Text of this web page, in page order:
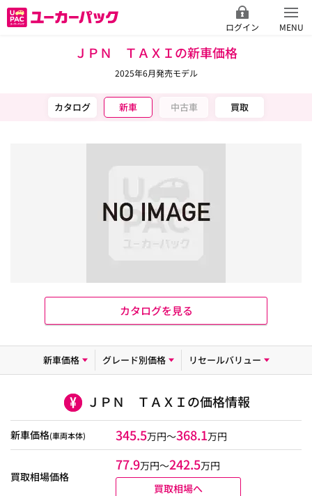
ログイン MENU
ＪＰＮ ＴＡＸＩの新車価格
2025年6月発売モデル
カタログ 新車 中古車 買取
カタログを見る
新車価格 グレード別価格 リセールバリュー
ＪＰＮ ＴＡＸＩの価格情報
新車価格(車両本体) 345.5万円～368.1万円
買取相場価格
77.9万円〜242.5万円
買取相場へ